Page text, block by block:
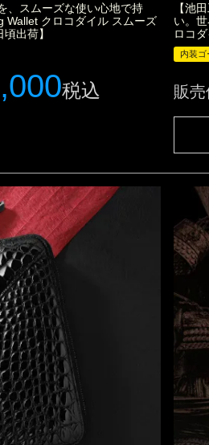
、スムーズな使い心地で持
Wallet クロコダイル スムーズ
出荷】
税込
【池
い。
ロコ
内装ゴ
販